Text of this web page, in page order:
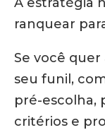
ranquear
Se você
seu funil,
pré-escolha,
critérios e